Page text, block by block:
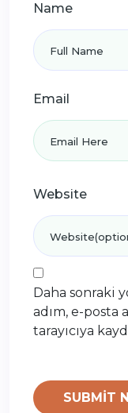
Name
Email
Website
Daha sonraki
adım, e-posta
tarayıcıya